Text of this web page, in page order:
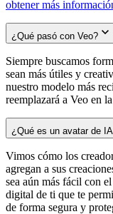
obtener más
¿Qué pasó con Veo?
Siempre buscamos
sean más útiles y
nuestro modelo más
reemplazará a Veo en
¿Qué es un avatar de
Vimos cómo los
agregan a sus
sea aún más fácil con
digital de ti que te
de forma segura y